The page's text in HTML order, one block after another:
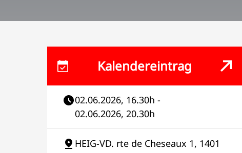
Kalendereintrag
02.06.2026, 16.30h -
02.06.2026, 20.30h
HEIG-VD. rte de Cheseaux 1, 1401